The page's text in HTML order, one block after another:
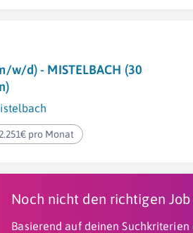
w/d) - MISTELBACH (30
pro Monat
Noch nicht den richtigen
Basierend auf deinen Suchkriterien